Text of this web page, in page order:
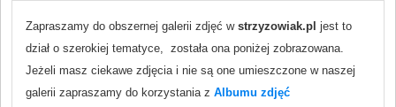
Zapraszamy do obszernej galerii zdjęć w strzyzowiak.pl jest to
dział o szerokiej tematyce, została ona poniżej zobrazowana.
Jeżeli masz ciekawe zdjęcia i nie są one umieszczone w naszej
galerii zapraszamy do korzystania z Albumu zdjęć